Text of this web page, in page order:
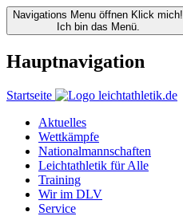
Navigations Menu öffnen Klick mich!
Ich bin das Menü.
Hauptnavigation
Startseite
Aktuelles
Wettkämpfe
Nationalmannschaften
Leichtathletik für Alle
Training
Wir im DLV
Service